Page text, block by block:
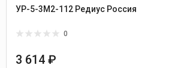
УР-5-3М2-112 Редиус Россия
0
3 614 ₽